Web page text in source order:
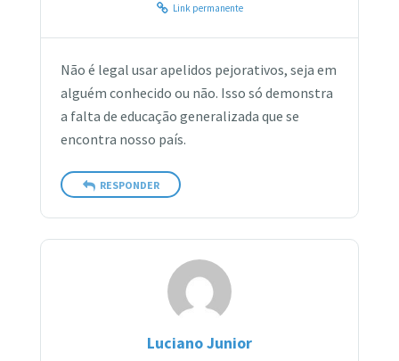
Link permanente
Não é legal usar apelidos pejorativos, seja em
alguém conhecido ou não. Isso só demonstra
a falta de educação generalizada que se
encontra nosso país.
RESPONDER
Luciano Junior